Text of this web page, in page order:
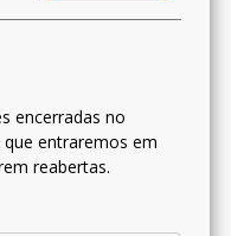
encerradas no
entraremos em
reabertas.